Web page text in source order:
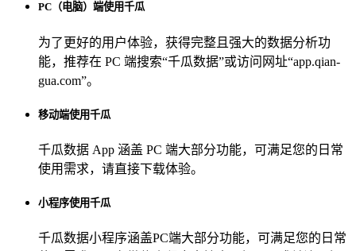
PC（电脑）端使用千瓜
为了更好的用户体验，获得完整且强大的数据分析功
能，推荐在 PC 端搜索“千瓜数据”或访问网址“app.qian-
gua.com”。
移动端使用千瓜
千瓜数据 App 涵盖 PC 端大部分功能，可满足您的日常
使用需求，请直接下载体验。
小程序使用千瓜
千瓜数据小程序涵盖PC端大部分功能，可满足您的日常